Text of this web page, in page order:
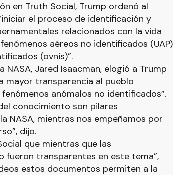
en Truth Social, Trump ordenó al
el proceso de identificación y
relacionados con la vida
aéreos no identificados (UAP)
(ovnis)”.
NASA, Jared Isaacman, elogió a Trump
mayor transparencia al pueblo
anómalos no identificados”.
conocimiento son pilares
NASA, mientras nos empeñamos por
dijo.
que mientras que las
fueron transparentes en este tema”,
estos documentos permiten a la